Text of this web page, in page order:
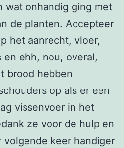
wat onhandig ging met
de planten. Accepteer
het aanrecht, vloer,
en ehh, nou, overal,
brood hebben
op als er een
vissenvoer in het
ze voor de hulp en
keer handiger